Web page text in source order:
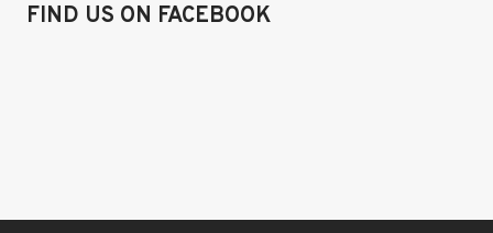
FIND US ON FACEBOOK